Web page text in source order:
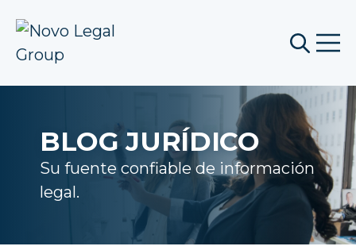
Open
BLOG JURÍDICO
Su fuente confiable de información
legal.